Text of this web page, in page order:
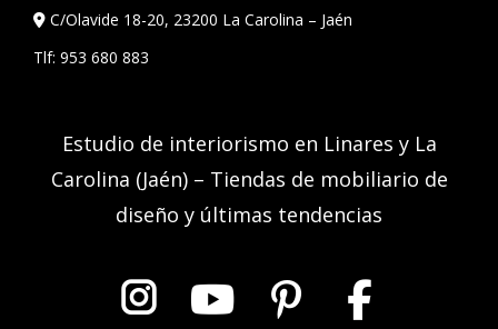
C/Olavide 18-20, 23200 La Carolina – Jaén
Tlf: 953 680 883
Estudio de interiorismo en Linares y La
Carolina (Jaén) – Tiendas de mobiliario de
diseño y últimas tendencias